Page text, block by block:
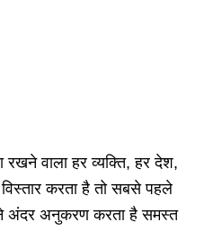
रखने वाला हर व्यक्ति, हर देश,
करता है तो सबसे पहले
अंदर अनुकरण करता है समस्त